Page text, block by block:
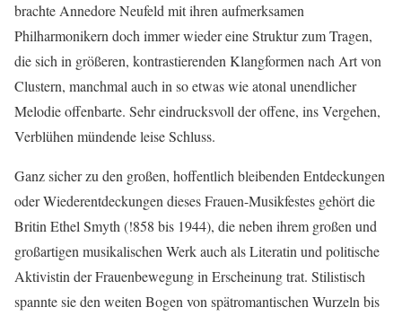
brachte Annedore Neufeld mit ihren aufmerksamen
Philharmonikern doch immer wieder eine Struktur zum Tragen,
die sich in größeren, kontrastierenden Klangformen nach Art von
Clustern, manchmal auch in so etwas wie atonal unendlicher
Melodie offenbarte. Sehr eindrucksvoll der offene, ins Vergehen,
Verblühen mündende leise Schluss.
Ganz sicher zu den großen, hoffentlich bleibenden Entdeckungen
oder Wiederentdeckungen dieses Frauen-Musikfestes gehört die
Britin Ethel Smyth (!858 bis 1944), die neben ihrem großen und
großartigen musikalischen Werk auch als Literatin und politische
Aktivistin der Frauenbewegung in Erscheinung trat. Stilistisch
spannte sie den weiten Bogen von spätromantischen Wurzeln bis